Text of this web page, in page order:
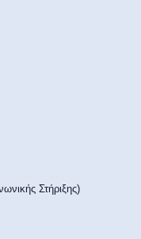
Στήριξης)